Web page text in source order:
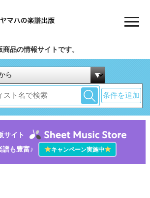
品の情報サイトです。
条件を追加
サイト
譜も豊富♪
★キャンペーン実施中★